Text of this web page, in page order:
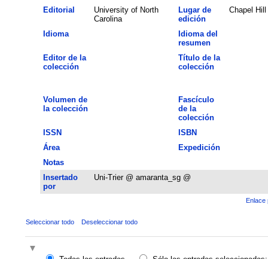
Editorial
University of North
Carolina
Lugar de
edición
Chapel Hill
Idioma
Idioma del
resumen
Editor de la
colección
Título de la
colección
Volumen de
la colección
Fascículo
de la
colección
ISSN
ISBN
Área
Expedición
Notas
Insertado
por
Uni-Trier @ amaranta_sg @
Enlace
Seleccionar todo Deseleccionar todo